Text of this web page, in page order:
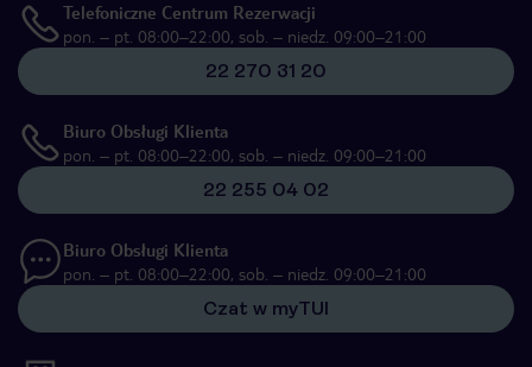
Telefoniczne Centrum Rezerwacji
pon. – pt. 08:00–22:00, sob. – niedz. 09:00–21:00
22 270 31 20
Biuro Obsługi Klienta
pon. – pt. 08:00–22:00, sob. – niedz. 09:00–21:00
22 255 04 02
Biuro Obsługi Klienta
pon. – pt. 08:00–22:00, sob. – niedz. 09:00–21:00
Czat w myTUI